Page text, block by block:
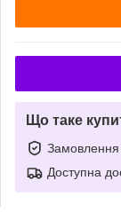
Що таке
Замовлення
Доступна